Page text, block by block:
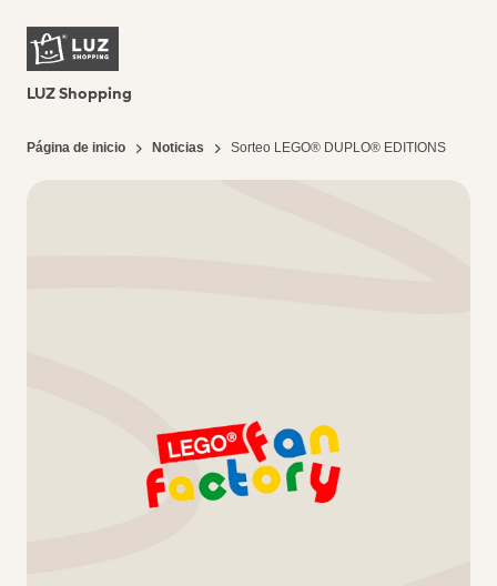
LUZ Shopping
Página de inicio Noticias Sorteo LEGO® DUPLO® EDITIONS